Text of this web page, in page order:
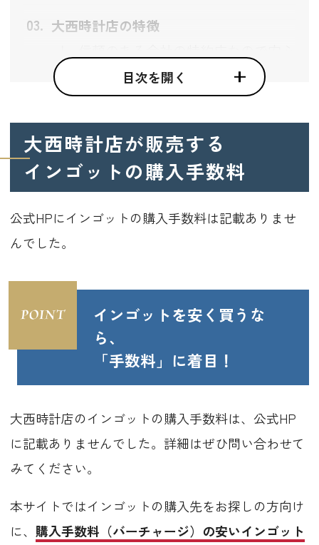
大西時計店の特徴
して取引できる
LBMA公認のマークが刻まれた信頼
公正な鑑定を行う貴金属ジュエリー
の買取も実施
大西時計店の会社情報
目次を開く
大西時計店が販売する
インゴットの購入手数料
公式HPにインゴットの購入手数料は記載ありませ
んでした。
インゴットを安く買うな
ら、
「手数料」に着目！
大西時計店のインゴットの購入手数料は、公式HP
に記載ありませんでした。詳細はぜひ問い合わせて
みてください。
本サイトではインゴットの購入先をお探しの方向け
に、 購入手数料（バーチャージ）の安いインゴット